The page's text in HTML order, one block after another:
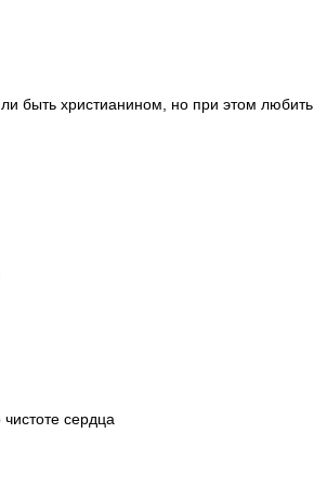
быть христианином, но при этом любить
сердца